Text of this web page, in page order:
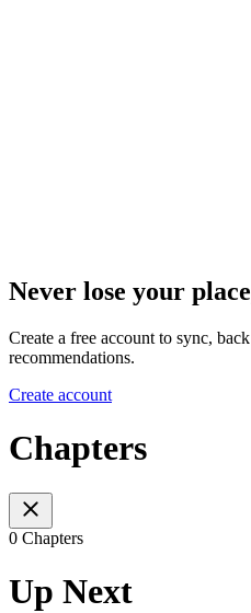
Never lose your
Create a free account to sync,
recommendations.
Create account
Chapters
0 Chapters
Up Next